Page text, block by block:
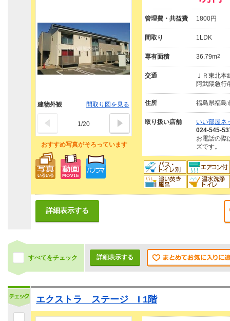
おすすめ写真がそろっています
建物外観 間取り図を見る
1/20
管理費・共益費 1800円
間取り 1LDK
専有面積 36.79m2
交通
ＪＲ東北本
阿武隈急行
住所 福島県福島
取り扱い店舗
いい部屋ネ
024-545-
お電話の際
ズです。
詳細表示する
すべてをチェック 詳細表示する
エクストラ ステージ I 1階